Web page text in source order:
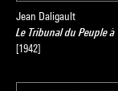
Jean Daligault
Le Tribunal du Peuple à
[1942]